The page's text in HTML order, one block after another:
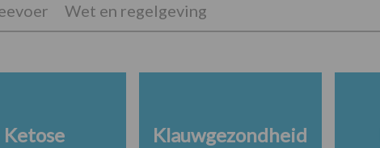
Wet en regelgeving
Ketose Klauwgezondheid